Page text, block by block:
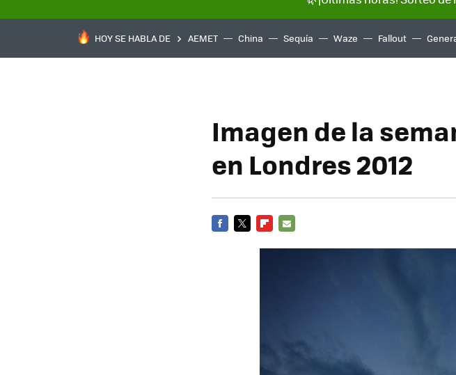
HOY SE HABLA DE AEMET China Sequía Waze Fallout
Imagen de la
en Londres 2012